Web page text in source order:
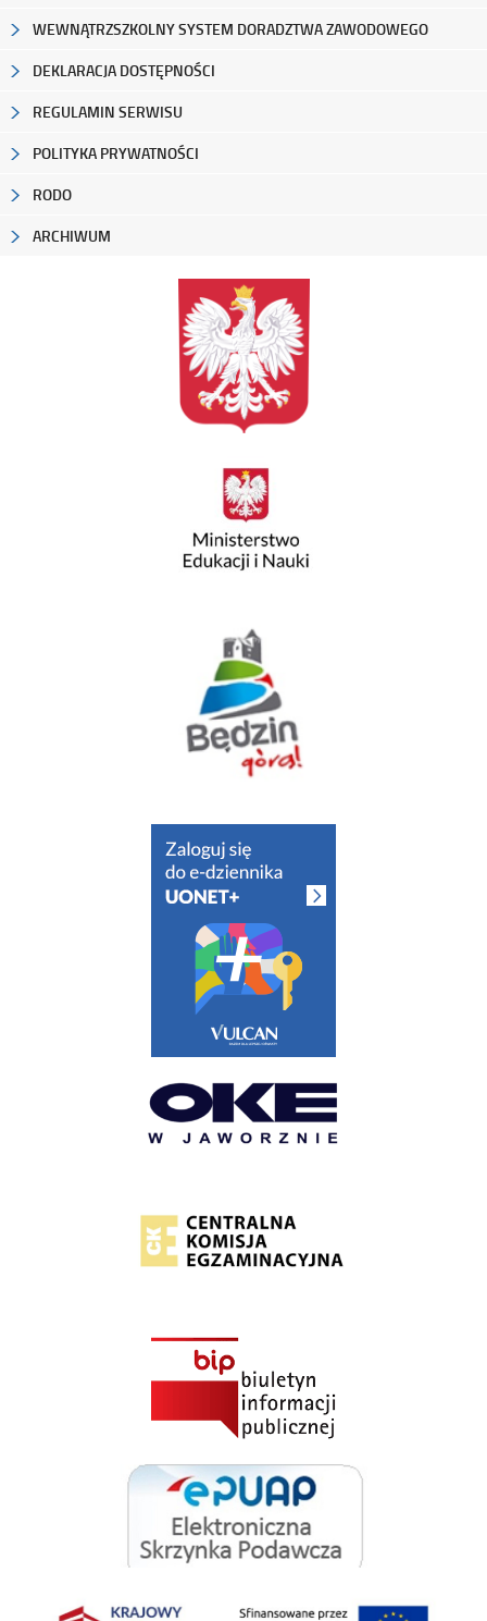
WEWNĄTRZSZKOLNY SYSTEM DORADZTWA ZAWODOWEGO
DEKLARACJA DOSTĘPNOŚCI
REGULAMIN SERWISU
POLITYKA PRYWATNOŚCI
RODO
ARCHIWUM